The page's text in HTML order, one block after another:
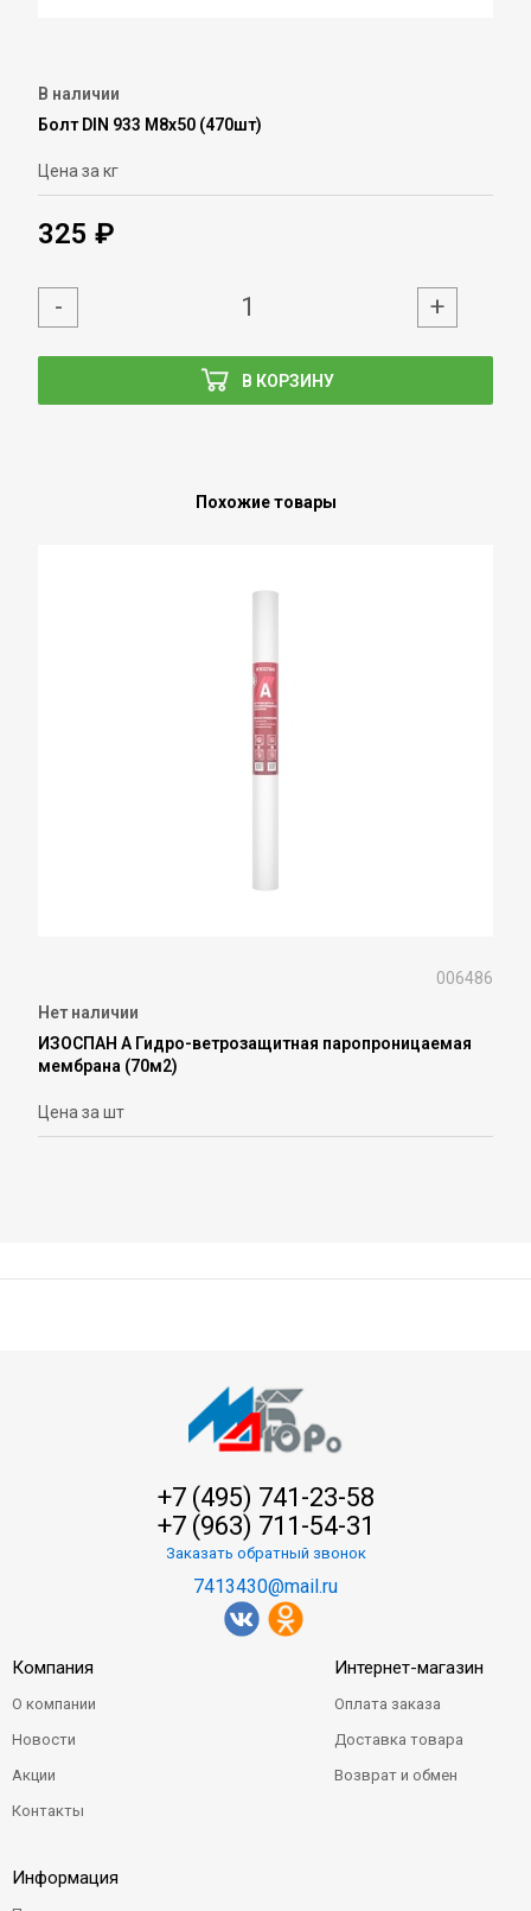
В наличии
Болт DIN 933 М8х50 (470шт)
Цена за кг
325 ₽
В КОРЗИНУ
- +
Похожие товары
006486
Нет наличии
ИЗОСПАН A Гидро-ветрозащитная паропроницаемая
мембрана (70м2)
Цена за шт
+7 (495) 741-23-58
+7 (963) 711-54-31
Заказать обратный звонок
7413430@mail.ru
Компания
О компании
Новости
Акции
Контакты
Интернет-магазин
Оплата заказа
Доставка товара
Возврат и обмен
Информация